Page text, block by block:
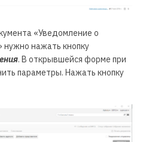
«Уведомление о
нужно нажать кнопку
. В открывшейся форме при
параметры. Нажать кнопку